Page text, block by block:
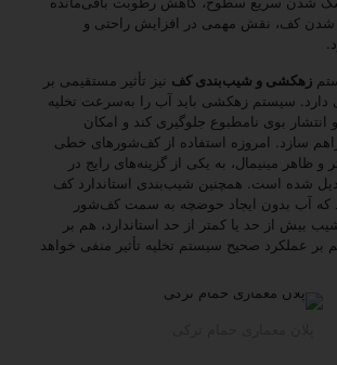
شدن کف، نقش مهمی در افزایش راحتی و
زهکشی و شیب‌بندی کف نیز تأثیر مستقیمی بر
دارد. سیستم زهکشی باید آب را به‌سرعت تخلیه
انتشار بوی نامطبوع جلوگیری کند و امکان
سازد. امروزه استفاده از کف‌شورهای خطی
و ظاهر مینیمال، به یکی از گزینه‌های رایج در
شده است. همچنین شیب‌بندی استاندارد کف
که آب بدون ایجاد حوضچه به سمت کف‌شور
بیش از حد یا کمتر از حد استاندارد، هم بر
بر عملکرد صحیح سیستم تخلیه تأثیر منفی خواهد